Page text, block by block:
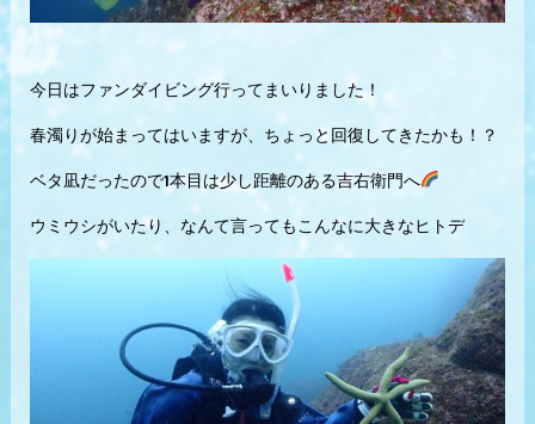
今日はファンダイビング行ってまいりました！
春濁りが始まってはいますが、ちょっと回復してきたかも！？
ベタ凪だったので1本目は少し距離のある吉右衛門へ
ウミウシがいたり、なんて言ってもこんなに大きなヒトデ